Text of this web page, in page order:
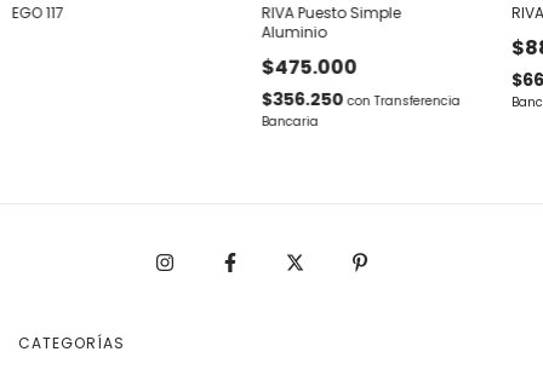
EGO 117
RIVA Puesto Simple
Aluminio
$475.000
$356.250con Transferencia
Bancaria
CATEGORÍAS